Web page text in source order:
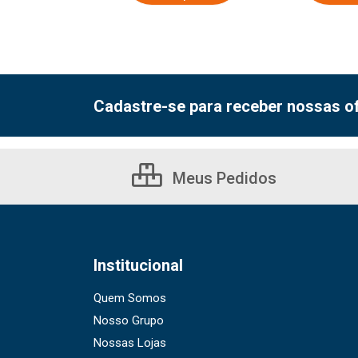
Cadastre-se para receber nossas
Meus Pedidos
Institucional
Quem Somos
Nosso Grupo
Nossas Lojas